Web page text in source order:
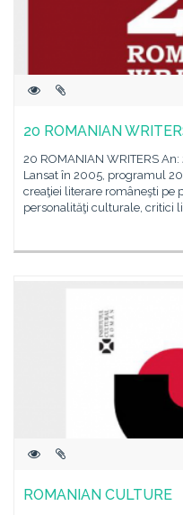
20 ROMANIAN
20 ROMANIAN WRITERS
Lansat în 2005, programul
creaţiei literare româneşti pe
personalităţi culturale, critici
ROMANIAN CULTURE